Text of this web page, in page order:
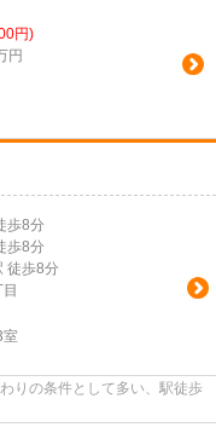
円)
円
歩8分
歩8分
徒歩8分
室
りの条件として多い、駅徒歩